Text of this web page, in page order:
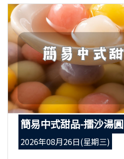
簡易中式甜品-擂沙湯圓
2026年08月26日(星期三)